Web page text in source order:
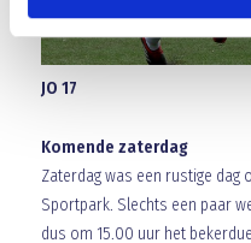
JO 17
Komende zaterdag
Zaterdag was een rustige dag
Sportpark. Slechts een paar
dus om 15.00 uur het